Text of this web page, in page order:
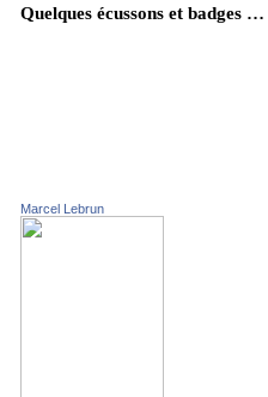
Quelques écussons et badges …
Marcel Lebrun